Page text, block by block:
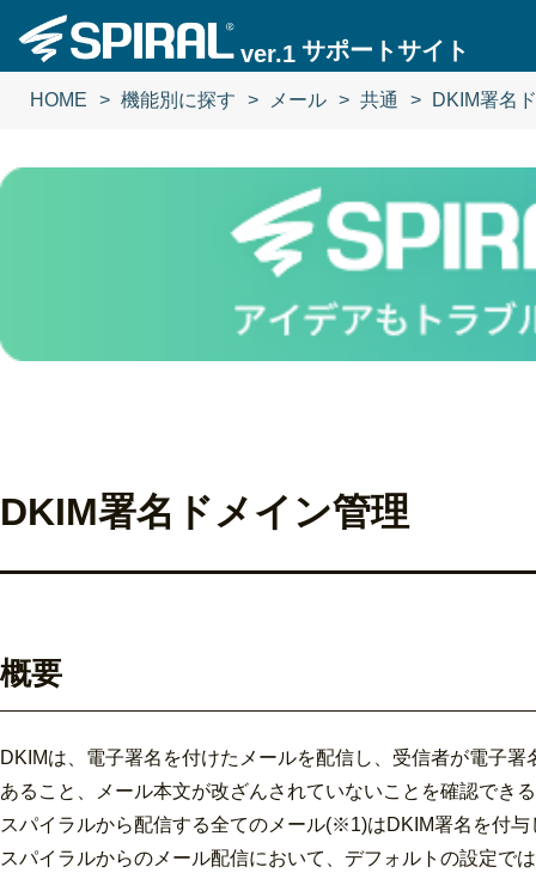
ver.1 サポートサイト
HOME 機能別に探す メール 共通 DKIM署名
DKIM署名ドメイン管理
概要
DKIMは、電子署名を付けたメールを配信し、受信者が電子
あること、メール本文が改ざんされていないことを確認でき
スパイラルから配信する全てのメール(※1)はDKIM署名を付与
スパイラルからのメール配信において、デフォルトの設定で